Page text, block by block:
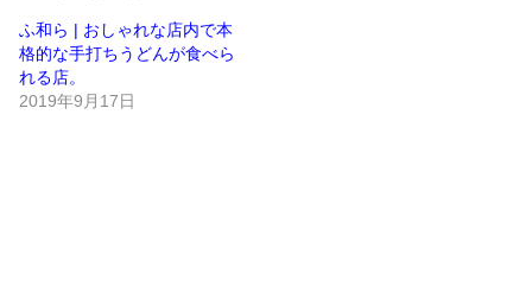
ふ和ら | おしゃれな店内で本
格的な手打ちうどんが食べら
れる店。
2019年9月17日